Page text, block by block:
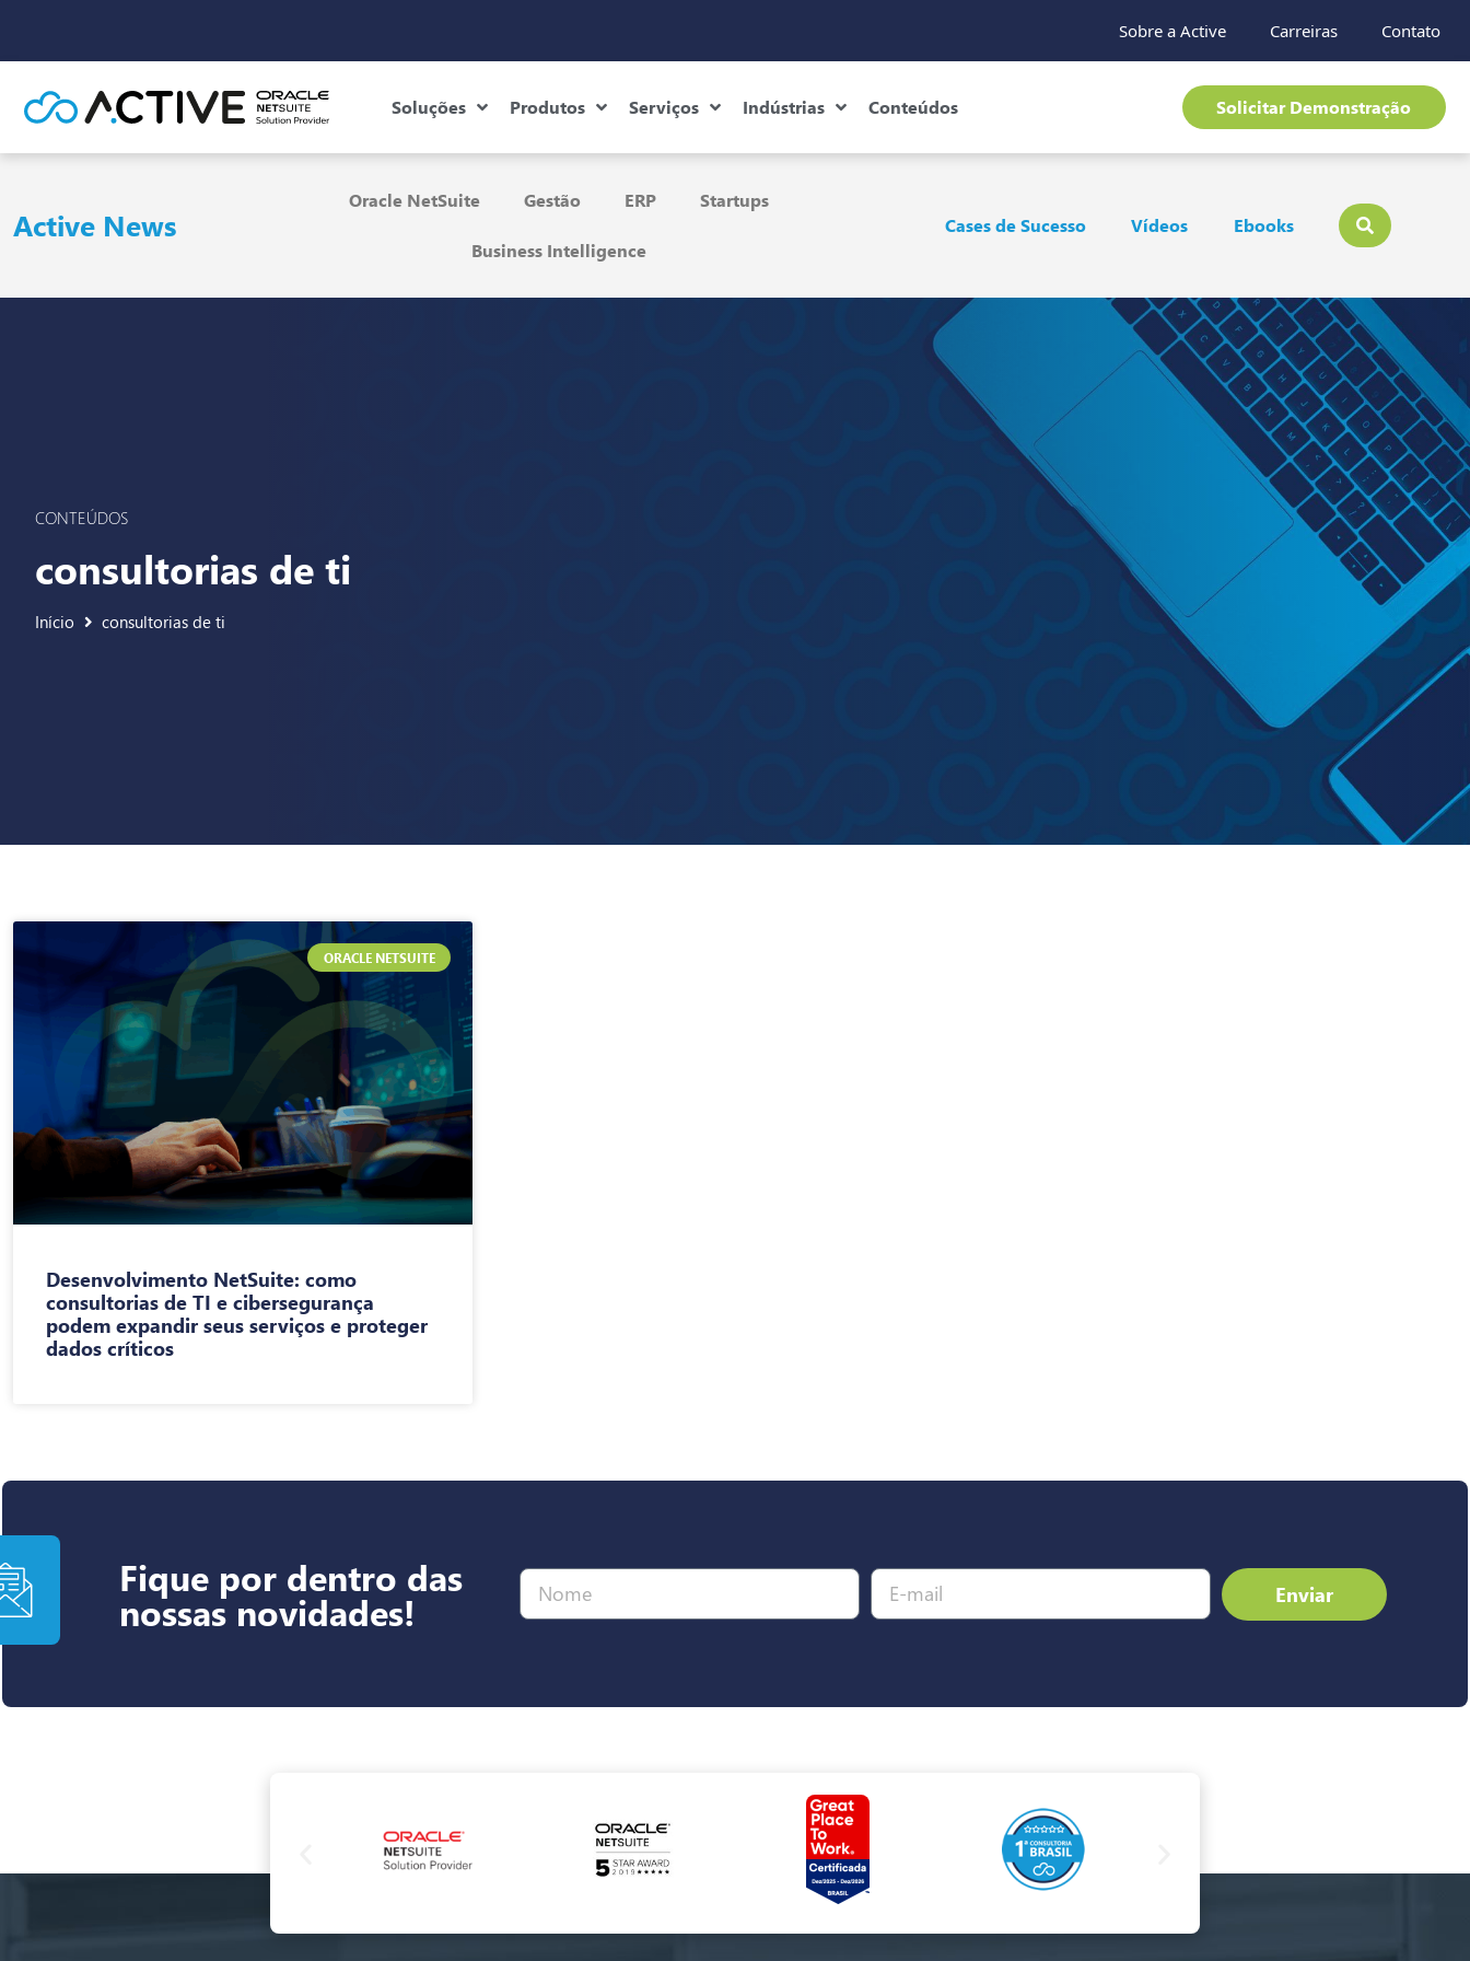
Sobre a Active Carreiras Contato
Soluções Produtos Serviços Indústrias Conteúdos Solicitar Demonstração
Active News
Oracle NetSuite Gestão ERP Startups
Business Intelligence
Cases de Sucesso Vídeos Ebooks
CONTEÚDOS
consultorias de ti
Início consultorias de ti
ORACLE NETSUITE
Desenvolvimento NetSuite: como
consultorias de TI e cibersegurança
podem expandir seus serviços e proteger
dados críticos
Fique por dentro das
nossas novidades! Enviar